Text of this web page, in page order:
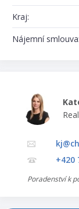
Kraj:
Nájemní smlouva:
+420
Poradenství k